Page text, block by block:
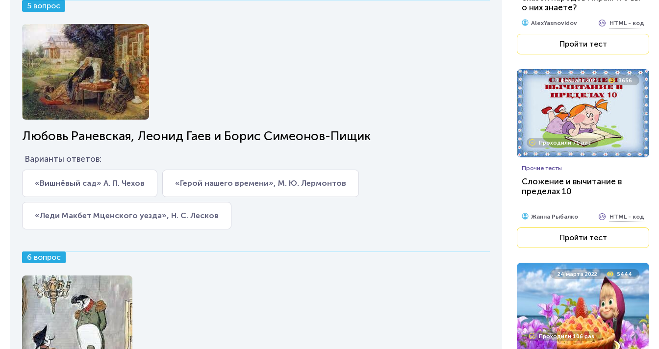
5 вопрос
Любовь Раневская, Леонид Гаев и Борис Симеонов-Пищик
Варианты ответов:
«Вишнёвый сад» А. П. Чехов «Герой нашего времени», М. Ю. Лермонтов
«Леди Макбет Мценского уезда», Н. С. Лесков
6 вопрос
о них знаете?
AlexYasnovidov HTML - код
Пройти тест
7 февраля 2021 3656
Проходили 71 раз
Прочие тесты
Сложение и вычитание в
пределах 10
Жанна Рыбалко HTML - код
Пройти тест
24 марта 2022 5444
Проходили 106 раз